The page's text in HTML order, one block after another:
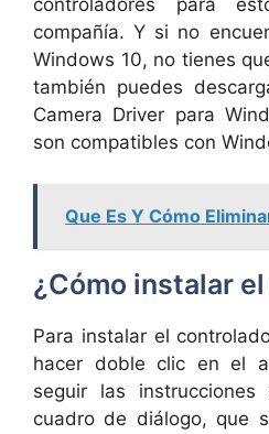
compañía. Y si no
Windows 10, no tienes
también puedes
Camera Driver para
son compatibles con
Que Es Y Cómo
¿Cómo instalar
Para instalar el
hacer doble clic en el
seguir las
cuadro de diálogo, que